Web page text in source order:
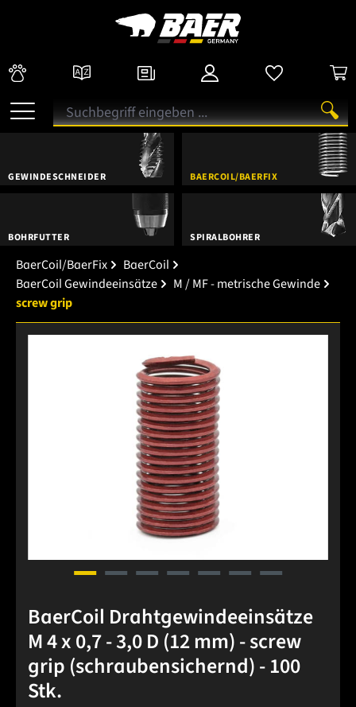
GEWINDESCHNEIDER BAERCOIL/BAERFIX
BOHRFUTTER SPIRALBOHRER
BaerCoil/BaerFix
BaerCoil
BaerCoil Gewindeeinsätze
M / MF - metrische Gewinde
screw grip
BaerCoil Drahtgewindeeinsätze
M 4 x 0,7 - 3,0 D (12 mm) - screw
grip (schraubensichernd) - 100
Stk.